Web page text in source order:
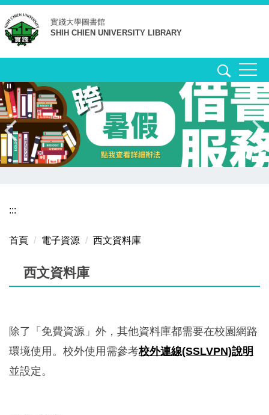
跳
到
主
要
容
區
實踐大學圖書館
SHIH CHIEN UNIVERSITY LIBRARY
:::
首頁 電子資源 西文資料庫
西文資料庫
除了「免費資源」外，其他資料庫都需要在校園網路
環境使用。校外使用需參考校外連線(SSLVPN)說明
並設定。